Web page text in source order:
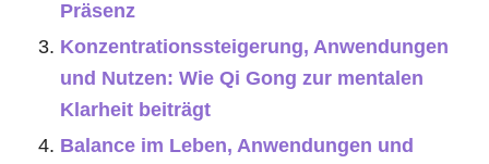
Präsenz
Konzentrationssteigerung, Anwendungen
und Nutzen: Wie Qi Gong zur mentalen
Klarheit beiträgt
Balance im Leben, Anwendungen und